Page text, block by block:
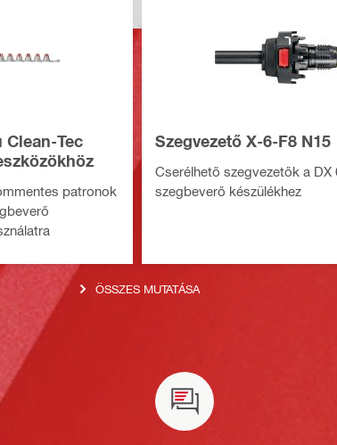
Clean-Tec
patronok
Szegvezető X-6-F8 N15
Cserélhető szegvezetők a DX
szegbeverő készülékhez
ÖSSZES MUTATÁSA